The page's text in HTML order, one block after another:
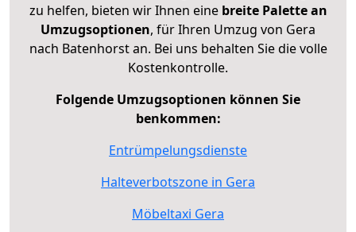
zu helfen, bieten wir Ihnen eine breite Palette an
Umzugsoptionen, für Ihren Umzug von Gera
nach Batenhorst an. Bei uns behalten Sie die volle
Kostenkontrolle.
Folgende Umzugsoptionen können Sie
benkommen:
Entrümpelungsdienste
Halteverbotszone in Gera
Möbeltaxi Gera